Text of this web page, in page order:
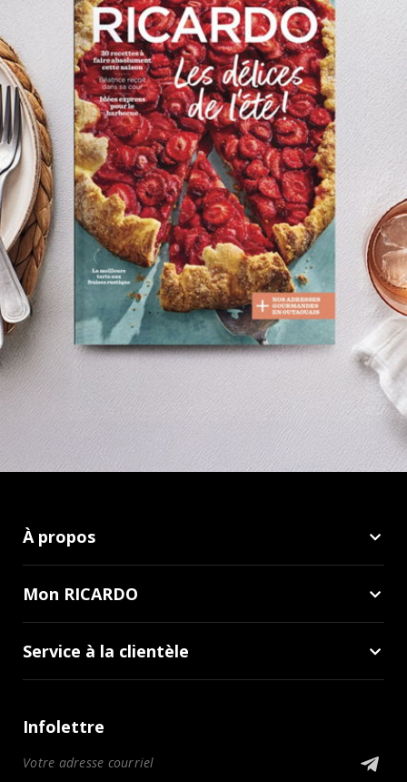
À propos
Mon RICARDO
Service à la clientèle
Infolettre